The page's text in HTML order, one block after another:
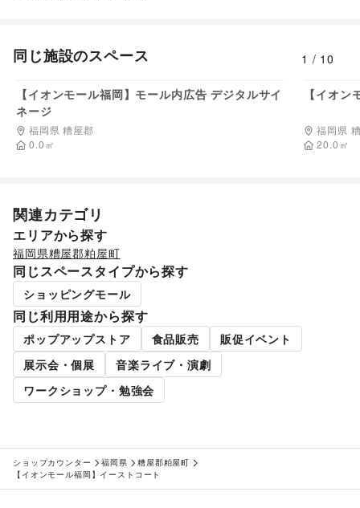
同じ施設のスペース 1 / 10
【イオンモール福岡】モール内広告 デジタルサイ
ネージ
福岡県 糟屋郡
0.0 ㎡
【イオ
福岡県
20.0 ㎡
関連カテゴリ
エリアから探す
福岡県糟屋郡粕屋町
同じスペースタイプから探す
ショッピングモール
同じ利用用途から探す
ポップアップストア 食品販売
販促イベント
展示会・個展
音楽ライブ・演劇
ワークショップ・勉強会
ショップカウンター 福岡県
糟屋郡粕屋町
【イオンモール福岡】イーストコート